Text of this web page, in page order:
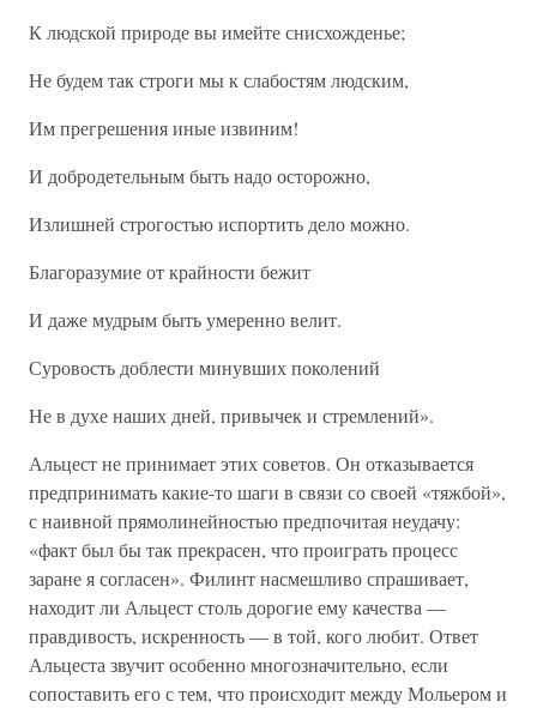
К людской природе вы имейте снисхожденье;
Не будем так строги мы к слабостям людским,
Им прегрешения иные извиним!
И добродетельным быть надо осторожно,
Излишней строгостью испортить дело можно.
Благоразумие от крайности бежит
И даже мудрым быть умеренно велит.
Суровость доблести минувших поколений
Не в духе наших дней, привычек и стремлений».
Альцест не принимает этих советов. Он отказывается
предпринимать какие-то шаги в связи со своей «тяжбой»,
с наивной прямолинейностью предпочитая неудачу:
«факт был бы так прекрасен, что проиграть процесс
заране я согласен». Филинт насмешливо спрашивает,
находит ли Альцест столь дорогие ему качества —
правдивость, искренность — в той, кого любит. Ответ
Альцеста звучит особенно многозначительно, если
сопоставить его с тем, что происходит между Мольером и